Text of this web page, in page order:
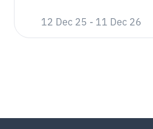
KBank และทางเว็บไซต์ MAKE by
โทรศัพท์เคลื่อนที่ที่ได้ผูกไว้กับแอปพลิเคชั
ผู้ที่ได้รับรางวัลที่ 1 จำนวน 5 รางวั
12 Dec 25 -11 Dec 26